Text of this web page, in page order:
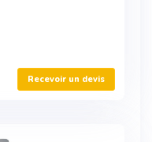
Recevoir un devis